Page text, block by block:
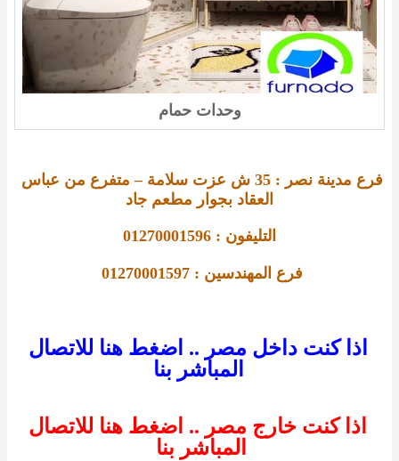
فرع مدينة نصر : 35
العقاد بجوار مطعم جاد
التليفون : 01270001596
فرع المهندسين : 01270001597
اذا كنت داخل مصر .. اضغط هنا للاتصال
اذا كنت خارج مصر .. اضغط هنا للاتصال
المباشر بنا